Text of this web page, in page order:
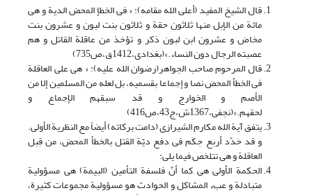
قال الشیخ المفید (أعلی الله مقامه): « فی الخطإ المحض الدیة و هی
مائة من الإبل منها ثلاثون حقة و ثلاثون بنت لبون و عشرون بنت
مخاض و عشرون ابن لبون ذکر و تؤخذ من عاقلة القاتل و هم
عصبته الرجال دون النساء.»(بغدادی،1412ق،ص735)
قال المرحوم صاحب الجواهر(رضوان الله علیه): « هی على العاقلة
فی الخطأ المحض نصا و إجماعا بقسمیه، بل لعله من المسلمین إلا من
الأصم و الخوارج و قد سبقهم الإجماع و
لحقهم.»(نجفی،1367ش،ج43،ص416)
یتفق آیة الله مکارم الشیرازی (دامت برکاته) أیضاً مع النظریة الأولى.
و قد حَدّد أربع حِکَم فی دفع دیّة القتل بالخطأ المحض، من قِبل
العاقلة و هی تتلخص فیما یلی:
الحکمة الأولی هی کما أنّ فلسفة التأمین (البیمة) هی مسؤولیة
متبادلة و عبء المشاکل و الحوادث هو مسؤولیة مجموعات کثیرة،